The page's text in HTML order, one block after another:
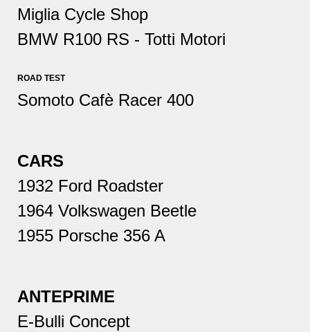
Miglia Cycle Shop
BMW R100 RS - Totti Motori
ROAD TEST
Somoto Cafè Racer 400
CARS
1932 Ford Roadster
1964 Volkswagen Beetle
1955 Porsche 356 A
ANTEPRIME
E-Bulli Concept